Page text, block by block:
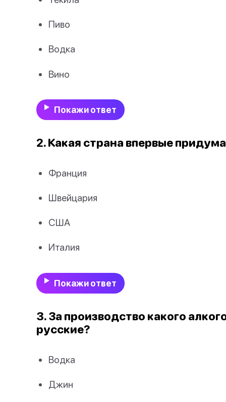
Пиво
Водка
Вино
Покажи ответ
2. Какая страна впервые
Франция
Швейцария
США
Италия
Покажи ответ
3. За производство какого
русские?
Водка
Джин